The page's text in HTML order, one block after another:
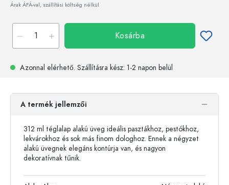
Árak ÁFÁ-val, szállítási költség nélkül
Kosárba
Azonnal elérhető. Szállításra kész: 1-2 napon belül
A termék jellemzői
312 ml téglalap alakú üveg ideális pasztákhoz, pestókhoz,
lekvárokhoz és sok más finom dologhoz. Ennek a négyzet
alakú üvegnek elegáns kontúrja van, és nagyon
dekoratívnak tűnik.